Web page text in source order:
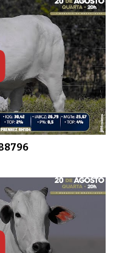
LOTE 29 GRI C7308
LOTE 30 GRI C7778